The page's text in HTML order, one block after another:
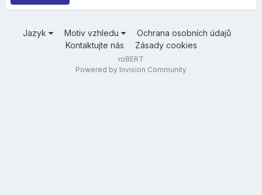
Jazyk Motiv vzhledu
Ochrana osobních údajů
Kontaktujte nás
Zásady cookies
roBERT
Powered by Invision Community